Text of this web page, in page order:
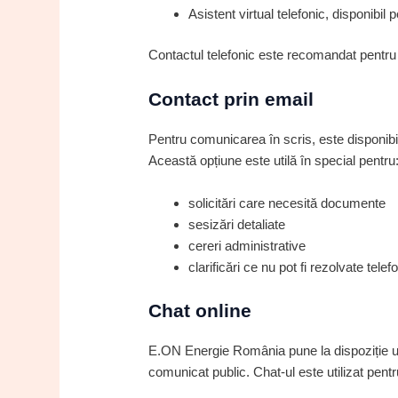
Asistent virtual telefonic, disponibil
Contactul telefonic este recomandat
Contact prin email
Pentru comunicarea în scris, este
Această opțiune este utilă în special
solicitări care necesită documente
sesizări detaliate
cereri administrative
clarificări ce nu pot fi rezolvate
Chat online
E.ON Energie România pune la dispoziție
comunicat public. Chat-ul este utilizat